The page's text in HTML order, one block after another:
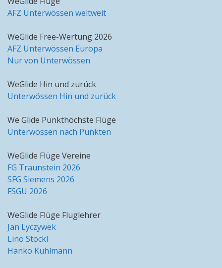
AFZ Unterwössen weltweit
WeGlide Free-Wertung 2026
AFZ Unterwössen Europa
Nur von Unterwössen
WeGlide Hin und zurück
Unterwössen Hin und zurück
We Glide Punkthöchste Flüge
Unterwössen nach Punkten
WeGlide Flüge Vereine
FG Traunstein 2026
SFG Siemens 2026
FSGU 2026
WeGlide Flüge Fluglehrer
Jan Lyczywek
Lino Stöckl
Hanko Kuhlmann